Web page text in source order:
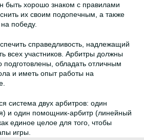
быть хорошо знаком с правилами
их своим подопечным, а также
победу.
справедливость, надлежащий
всех участников. Арбитры должны
обладать отличным
и иметь опыт работы на
система двух арбитров: один
и один помощник-арбитр (линейный
единое целое для того, чтобы
игры.